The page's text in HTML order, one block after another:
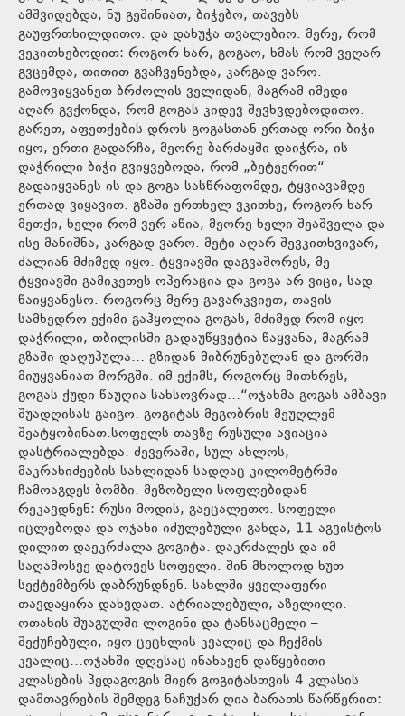
ამშვიდებდა, ნუ გეშინიათ, ბიჭებო, თავებს
გაუფრთხილდითო. და დახუჭა თვალებიო. მერე, რომ
ვეკითხებოდით: როგორ ხარ, გოგაო, ხმას რომ ვეღარ
გვცემდა, თითით გვაჩვენებდა, კარგად ვარო.
გამოვიყვანეთ ბრძოლის ველიდან, მაგრამ იმედი
აღარ გვქონდა, რომ გოგას კიდევ შევხვდებოდითო.
გარეთ, აფეთქების დროს გოგასთან ერთად ორი ბიჭი
იყო, ერთი გადარჩა, მეორე ბარძაყში დაიჭრა, ის
დაჭრილი ბიჭი გვიყვებოდა, რომ „ბეტეერით“
გადაიყვანეს ის და გოგა სასწრაფომდე, ტყვიავამდე
ერთად ვიყავით. გზაში ერთხელ ვკითხე, როგორ ხარ-
მეთქი, ხელი რომ ვერ აწია, მეორე ხელი შეაშველა და
ისე მანიშნა, კარგად ვარო. მეტი აღარ შევკითხვივარ,
ძალიან მძიმედ იყო. ტყვიავში დაგვაშორეს, მე
ტყვიავში გამიკეთეს ოპერაცია და გოგა არ ვიცი, სად
წაიყვანესო. როგორც მერე გავარკვიეთ, თავის
სამხედრო ექიმი გაჰყოლია გოგას, მძიმედ რომ იყო
დაჭრილი, თბილისში გადაუწყვეტია წაყვანა, მაგრამ
გზაში დაღუპულა… გზიდან მიბრუნებულან და გორში
მიუყვანიათ მორგში. იმ ექიმს, როგორც მითხრეს,
გოგას ქუდი წაუღია სახსოვრად…“ოჯახმა გოგას ამბავი
შუადღისას გაიგო. გოგიტას მეგობრის მეუღლემ
შეატყობინათ.სოფელს თავზე რუსული ავიაცია
დასტრიალებდა. ძევერაში, სულ ახლოს,
მაკრახიძეების სახლიდან სადღაც კილომეტრში
ჩამოაგდეს ბომბი. მეზობელი სოფლებიდან
რეკავდნენ: რუსი მოდის, გაეცალეთო. სოფელი
იცლებოდა და ოჯახი იძულებული გახდა, 11 აგვისტოს
დილით დაეკრძალა გოგიტა. დაკრძალეს და იმ
საღამოსვე დატოვეს სოფელი. შინ მხოლოდ ხუთ
სექტემბერს დაბრუნდნენ. სახლში ყველაფერი
თავდაყირა დახვდათ. ატრიალებული, აზელილი.
ოთახის შუაგულში ლოგინი და ტანსაცმელი –
შექუჩებული, იყო ცეცხლის კვალიც და ჩექმის
კვალიც…ოჯახში დღესაც ინახავენ დაწყებითი
კლასების პედაგოგის მიერ გოგიტასთვის 4 კლასის
დამთავრების შემდეგ ნაჩუქარ ღია ბარათს წარწერით: